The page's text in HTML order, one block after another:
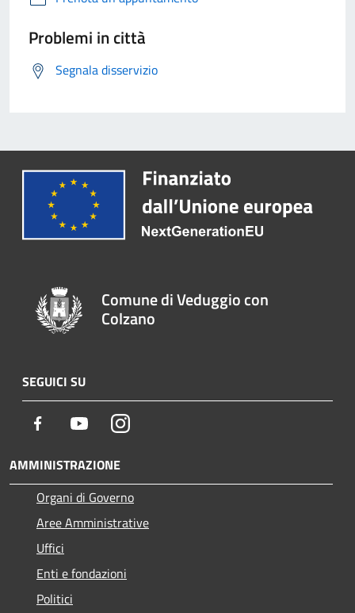
Problemi in città
Segnala disservizio
Comune di Veduggio con
Colzano
SEGUICI SU
Facebook YoutubeInstagram
AMMINISTRAZIONE
Organi di Governo
Aree Amministrative
Uffici
Enti e fondazioni
Politici